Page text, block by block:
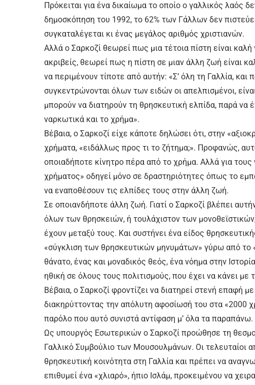
Πρόκειται για ένα δικαίωμα το οποίο ο γαλλικός λαός
δημοσκόπηση του 1992, το 62% των Γάλλων δεν
συγκαταλέγεται κι ένας μεγάλος αριθμός χριστιανών.
Αλλά ο Σαρκοζί θεωρεί πως μια τέτοια πίστη είναι
ακριβείς, θεωρεί πως η πίστη σε μιαν άλλη ζωή είναι
να περιμένουν τίποτε από αυτήν: «Σ’ όλη τη Γαλλία,
συγκεντρώνονται όλων των ειδών οι απελπισμένοι,
μπορούν να διατηρούν τη θρησκευτική ελπίδα, παρά να
ναρκωτικά και το χρήμα».
Βέβαια, ο Σαρκοζί είχε κάποτε δηλώσει ότι, στην
χρήματα, «ειδάλλως προς τι το ζήτημα;». Προφανώς,
οποιαδήποτε κίνητρο πέρα από το χρήμα. Αλλά για
χρήματος» οδηγεί μόνο σε δραστηριότητες όπως το
να εναποθέσουν τις ελπίδες τους στην άλλη ζωή.
Σε οποιανδήποτε άλλη ζωή. Γιατί ο Σαρκοζί βλέπει
όλων των θρησκειών, ή τουλάχιστον των
έχουν μεταξύ τους. Και συστήνει ένα είδος
«σύγκλιση των θρησκευτικών μηνυμάτων» γύρω από το
θάνατο, ένας και μοναδικός θεός, ένα νόημα στην
ηθική σε όλους τους πολιτισμούς, που έχει να κάνει με
Βέβαια, ο Σαρκοζί φροντίζει να διατηρεί στενή επαφή
διακηρύττοντας την απόλυτη αφοσίωσή του στα «2000
παρόλο που αυτό συνιστά αντίφαση μ’ όλα τα παραπάνω.
Ως υπουργός Εσωτερικών ο Σαρκοζί προώθησε τη
Γαλλικό Συμβούλιο των Μουσουλμάνων. Οι τελευταίοι
θρησκευτική κοινότητα στη Γαλλία και πρέπει να
επιθυμεί ένα «χλιαρό», ήπιο Ισλάμ, προκειμένου να